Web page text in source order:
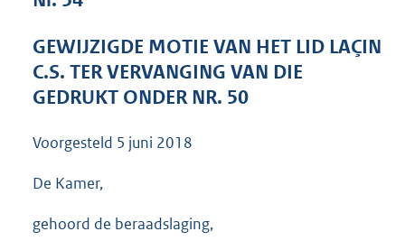
e
:
3
GEWIJZIGDE MOTIE VAN HET LID LAÇIN
C.S. TER VERVANGING VAN DIE
GEDRUKT ONDER NR. 50
Voorgesteld 5 juni 2018
De Kamer,
gehoord de beraadslaging,